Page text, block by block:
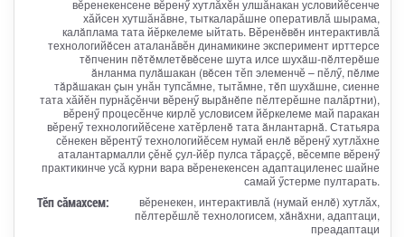
вӗренекенсене вӗренӳ хутлӑхӗн улшӑнакан условийӗсенче
хӑйсен хутшӑнӑвне, тыткаларӑшне оперативлӑ шырама,
калăплама тата йӗркелеме ыйтать. Вӗренĕвĕн интерактивлӑ
технологийĕсен аталанӑвӗн динамикине эксперимент ирттерсе
тĕпченин пĕтĕмлетĕвĕсене шута илсе шухăш-пĕлтерĕше
ăнланма пулăшакан (вĕсен тӗп элеменчӗ – пӗлӳ, пĕлме
тăрăшакан çын унӑн тупсӑмне, тытӑмне, тĕп шухăшне, сиенне
тата хӑйӗн пурнӑҫӗнчи вӗренӳ вырăнĕпе пӗлтерӗшне палӑртни),
вӗренӳ процесӗнче кирлӗ условисем йӗркелеме май паракан
вӗренӳ технологийӗсене хатӗрленĕ тата ăнлантарнă. Статьяра
сӗнекен вӗрентӳ технологийӗсем нумай енлĕ вӗренӳ хутлӑхне
аталантармалли ҫӗнӗ ҫул-йӗр пулса тӑраҫҫӗ, вӗсемпе вӗренӳ
практикинче усӑ курни вара вӗренекенсен адаптациленес шайне
самай ӳстерме пултарать.
Тӗп сӑмахсем:
вӗренекен, интерактивлӑ (нумай енлĕ) хутлӑх,
пӗлтерӗшлӗ технологисем, хăнăхни, адаптаци,
преадаптаци